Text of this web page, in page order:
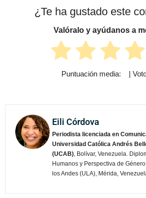
¿Te ha gustado este
Valóralo y ayúdanos a
Puntuación media: |
Eili Córdova
Periodista licenciada en
Universidad Católica Andrés
(UCAB), Bolívar, Venezuela.
Humanos y Perspectiva de
los Andes (ULA), Mérida,